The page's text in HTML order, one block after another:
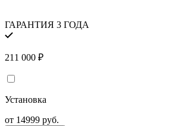
ГАРАНТИЯ 3 ГОДА
211 000 ₽
Установка
от 14999 руб.